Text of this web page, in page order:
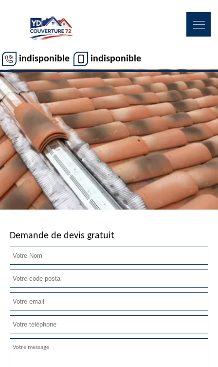
indisponible indisponible
Demande de devis gratuit